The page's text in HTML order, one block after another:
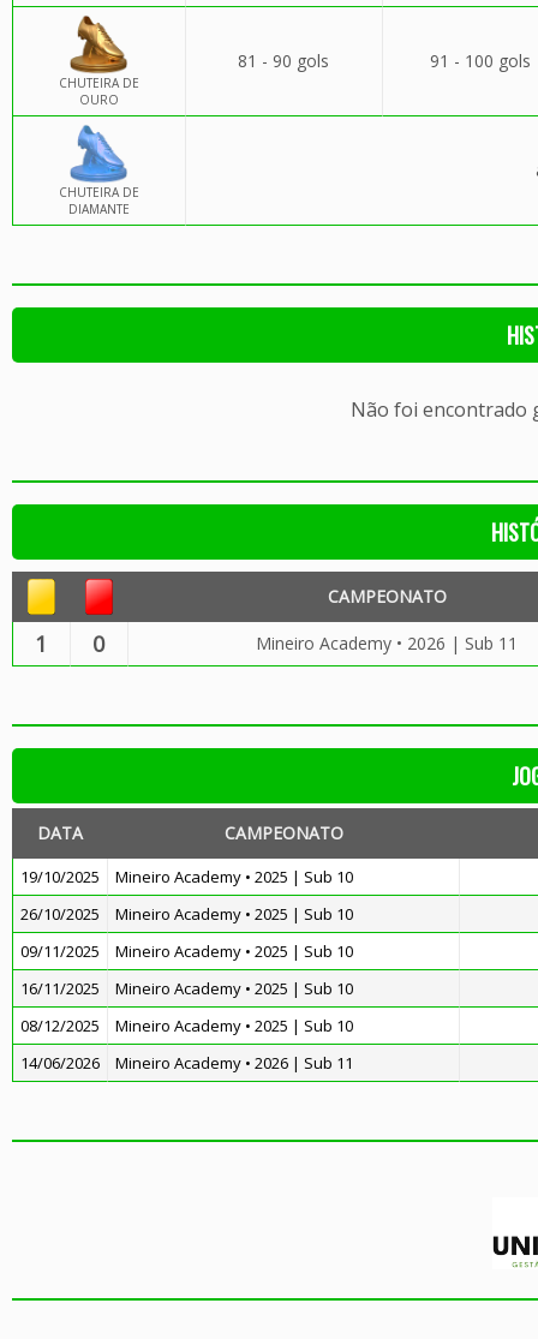
CHUTEIRA DE
OURO
81 - 90 gols 91 - 100 gols
CHUTEIRA DE
DIAMANTE
Não foi encontrado
CAMPEONATO
1 0 Mineiro Academy • 2026 | Sub 11
DATA CAMPEONATO
19/10/2025
Mineiro Academy • 2025 | Sub 10
26/10/2025
Mineiro Academy • 2025 | Sub 10
09/11/2025
Mineiro Academy • 2025 | Sub 10
16/11/2025
Mineiro Academy • 2025 | Sub 10
08/12/2025
Mineiro Academy • 2025 | Sub 10
14/06/2026
Mineiro Academy • 2026 | Sub 11